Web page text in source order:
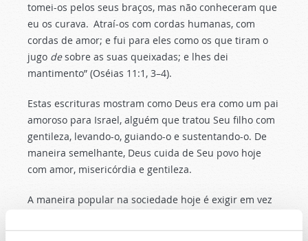
tomei-os pelos seus braços, mas não conheceram que
eu os curava. Atraí-os com cordas humanas, com
cordas de amor; e fui para eles como os que tiram o
jugo desobre as suas queixadas; e lhes dei
mantimento” (Oséias 11:1, 3–4).
Estas escrituras mostram como Deus era como um pai
amoroso para Israel, alguém que tratou Seu filho com
gentileza, levando-o, guiando-o e sustentando-o. De
maneira semelhante, Deus cuida de Seu povo hoje
com amor, misericórdia e gentileza.
A maneira popular na sociedade hoje é exigir em vez
em vez de educado e agir com descaramento e